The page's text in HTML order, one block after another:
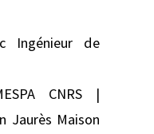
Ingénieur de
CNRS |
Jaurès Maison